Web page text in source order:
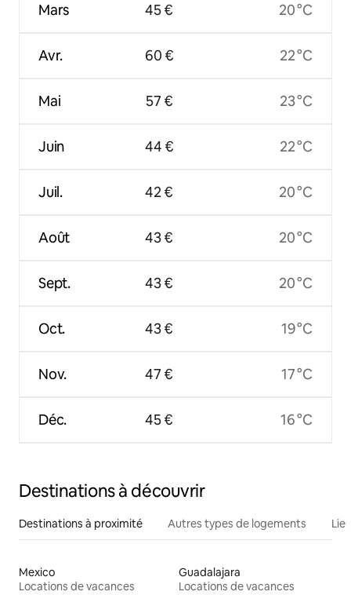
Mars
Avr.
Mai
Juin
Juil.
Août
Sept.
Oct.
Nov.
Déc.
45 €
60 €
57 €
44 €
42 €
43 €
43 €
43 €
47 €
45 €
20 °C
22 °C
23 °C
22 °C
20 °C
20 °C
20 °C
19 °C
17 °C
16 °C
Destinations à découvrir
Destinations à proximité Autres types de logements
Mexico
Locations de vacances
Guadalajara
Locations de vacances